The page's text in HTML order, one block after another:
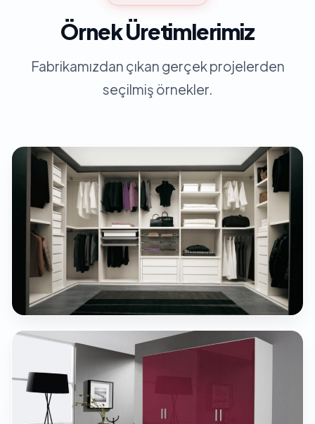
Örnek Üretimlerimiz
Fabrikamızdan çıkan gerçek projelerden
seçilmiş örnekler.